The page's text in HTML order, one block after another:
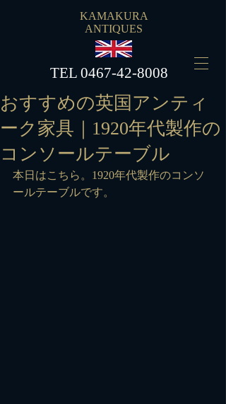
KAMAKURA
ANTIQUES
​TEL 0467-42-8008
おすすめの英国アンティ
ーク家具｜1920年代製作の
コンソールテーブル
本日はこちら。1920年代製作のコンソ
ールテーブルです。